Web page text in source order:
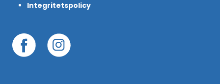
Integritetspolicy